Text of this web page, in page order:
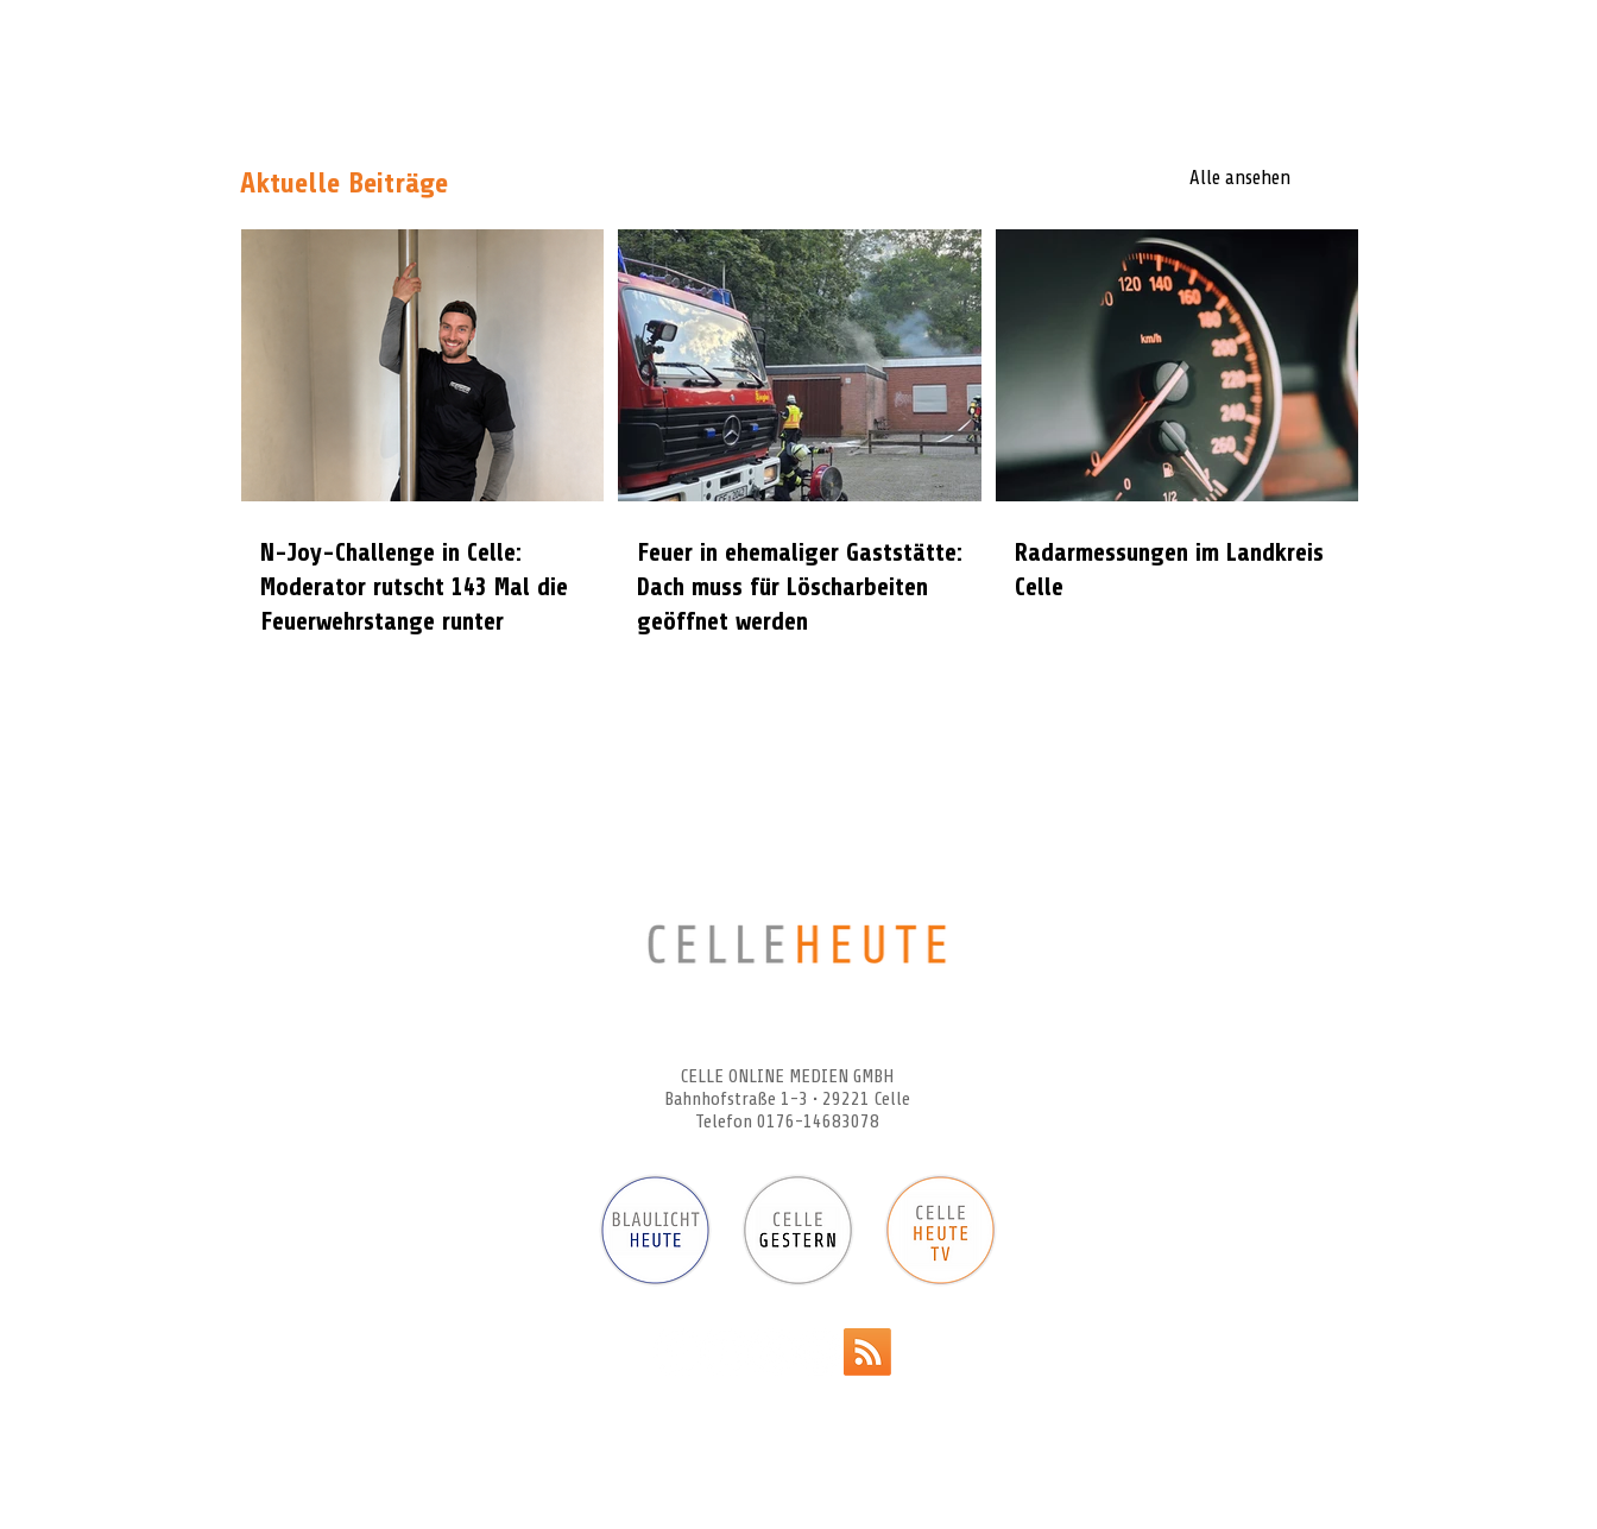
Aktuelle Beiträge Alle ansehen
N-Joy-Challenge in Celle:
Moderator rutscht 143 Mal die
Feuerwehrstange runter
Feuer in ehemaliger Gaststätte:
Dach muss für Löscharbeiten
geöffnet werden
Radarmessungen im Landkreis
Celle
CELLE ONLINE MEDIEN GMBH
Bahnhofstraße 1-3 • 29221 Celle
Telefon 0176-14683078